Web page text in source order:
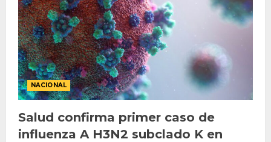
NACIONAL
Salud confirma primer caso de
influenza A H3N2 subclado K en